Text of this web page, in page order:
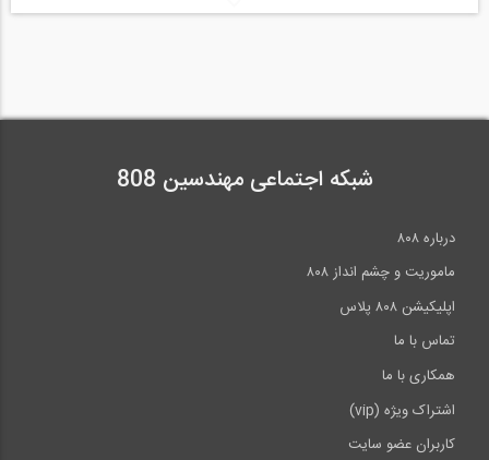
- Edit Profile
محل ترسيم كف در تقاطع با ديوار
- ترسيم كف در
نقشه
- ترسيم كف در نقشه هاي فاز دو
فصل دوم : كف، بام و سقف كاذب
لايه بندي كفها ، سقف كاب ، بامها
شبکه اجتماعی مهندسین 808
درباره ۸۰۸
ماموریت و چشم انداز ۸۰۸
اپلیکیشن ۸۰۸ پلاس
تماس با ما
همکاری با ما
اشتراک ویژه (vip)
کاربران عضو سایت